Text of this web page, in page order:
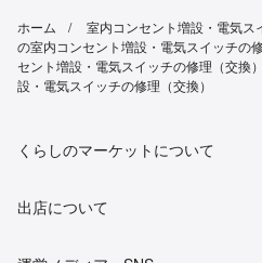
ホーム 室内コンセント増設・電気ス
の室内コンセント増設・電気スイッチの
セント増設・電気スイッチの修理（交換）
設・電気スイッチの修理（交換）
くらしのマーケットについて
出店について